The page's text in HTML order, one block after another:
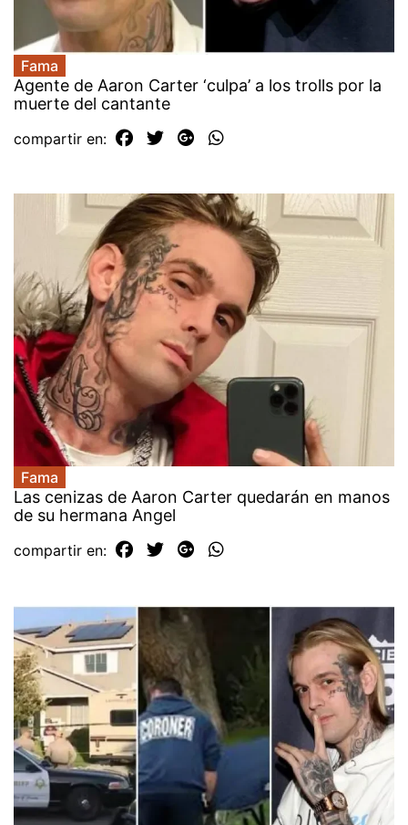
Fama
Agente de Aaron Carter ‘culpa’ a los trolls por la
muerte del cantante
compartir en:
Fama
Las cenizas de Aaron Carter quedarán en manos
de su hermana Angel
compartir en: